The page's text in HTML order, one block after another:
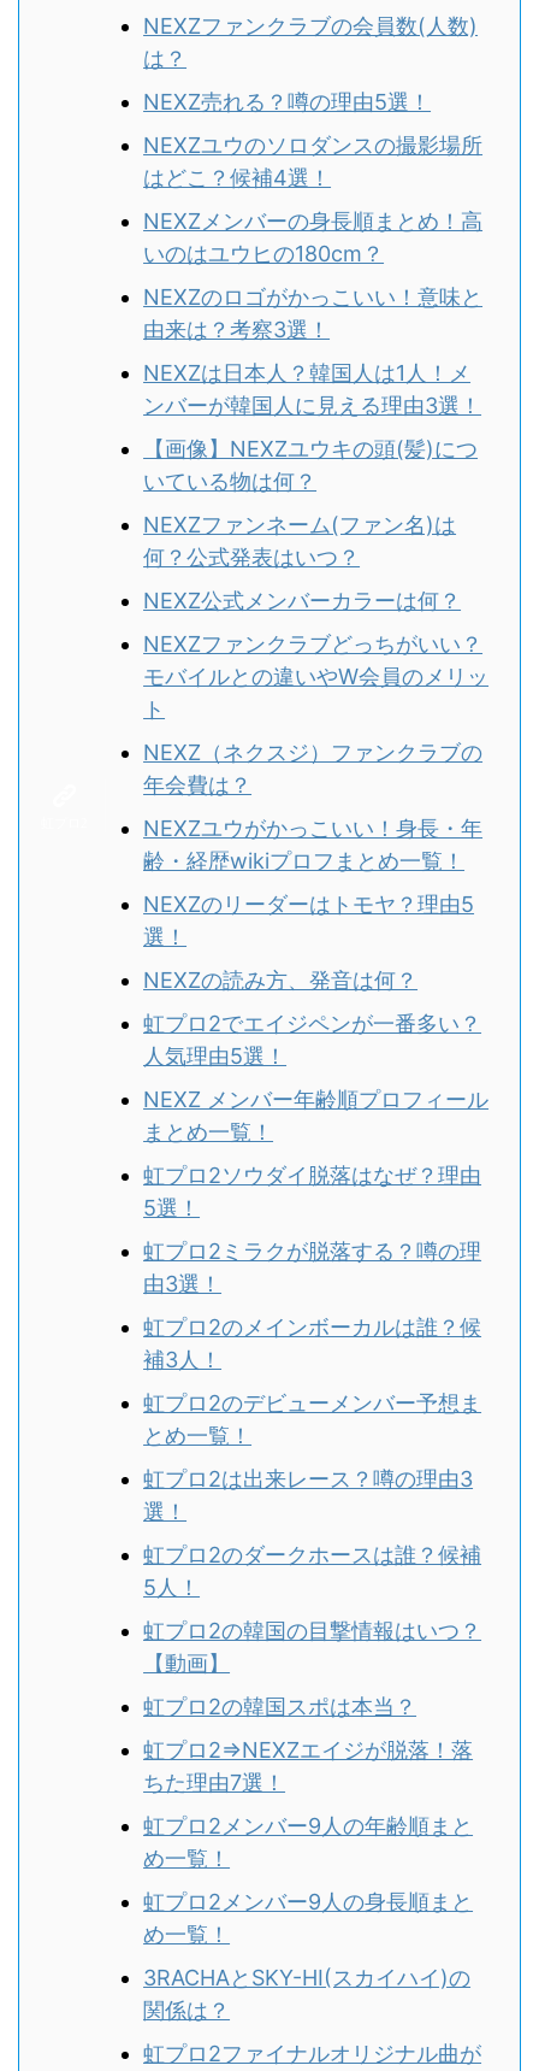
NEXZファンクラブの会員数(人数)
は？
NEXZ売れる？噂の理由5選！
NEXZユウのソロダンスの撮影場所
はどこ？候補4選！
NEXZメンバーの身長順まとめ！高
いのはユウヒの180cm？
NEXZのロゴがかっこいい！意味と
由来は？考察3選！
NEXZは日本人？韓国人は1人！メ
ンバーが韓国人に見える理由3選！
【画像】NEXZユウキの頭(髪)につ
いている物は何？
NEXZファンネーム(ファン名)は
何？公式発表はいつ？
NEXZ公式メンバーカラーは何？
NEXZファンクラブどっちがいい？
モバイルとの違いやW会員のメリッ
ト
NEXZ（ネクスジ）ファンクラブの
年会費は？
NEXZユウがかっこいい！身長・年
齢・経歴wikiプロフまとめ一覧！
NEXZのリーダーはトモヤ？理由5
選！
NEXZの読み方、発音は何？
虹プロ2でエイジペンが一番多い？
人気理由5選！
NEXZ メンバー年齢順プロフィール
まとめ一覧！
虹プロ2ソウダイ脱落はなぜ？理由
5選！
虹プロ2ミラクが脱落する？噂の理
由3選！
虹プロ2のメインボーカルは誰？候
補3人！
虹プロ2のデビューメンバー予想ま
とめ一覧！
虹プロ2は出来レース？噂の理由3
選！
虹プロ2のダークホースは誰？候補
5人！
虹プロ2の韓国の目撃情報はいつ？
【動画】
虹プロ2の韓国スポは本当？
虹プロ2⇒NEXZエイジが脱落！落
ちた理由7選！
虹プロ2メンバー9人の年齢順まと
め一覧！
虹プロ2メンバー9人の身長順まと
め一覧！
3RACHAとSKY-HI(スカイハイ)の
関係は？
虹プロ2ファイナルオリジナル曲が